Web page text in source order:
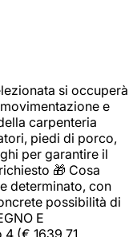
si occuperà
e
carpenteria
piedi di porco,
per garantire il
🎁 Cosa
determinato, con
possibilità di
E
4 (€ 1639,71